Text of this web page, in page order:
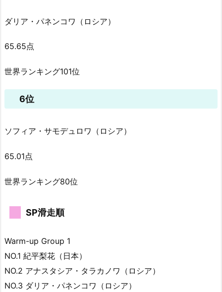
ダリア・パネンコワ（ロシア）
65.65点
世界ランキング101位
6位
ソフィア・サモデュロワ（ロシア）
65.01点
世界ランキング80位
SP滑走順
Warm-up Group 1
NO.1 紀平梨花（日本）
NO.2 アナスタシア・タラカノワ（ロシア）
NO.3 ダリア・パネンコワ（ロシア）